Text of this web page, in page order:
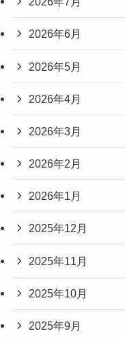
2026年6月
2026年5月
2026年4月
2026年3月
2026年2月
2026年1月
2025年12月
2025年11月
2025年10月
2025年9月